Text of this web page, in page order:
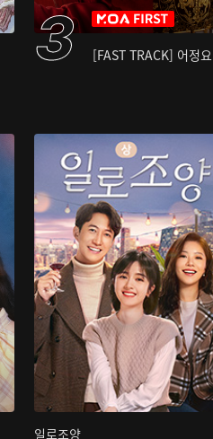
[FAST TRACK] 어정요
일로조양